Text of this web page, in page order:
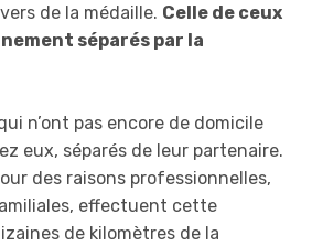
de la médaille. Celle de ceux
séparés par la
n’ont pas encore de domicile
eux, séparés de leur partenaire.
des raisons professionnelles,
effectuent cette
de kilomètres de la